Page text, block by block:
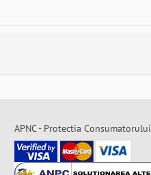
APNC - Protectia Consumatorului